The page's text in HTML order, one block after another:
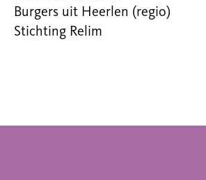
Burgers uit Heerlen (regio)
Stichting Relim